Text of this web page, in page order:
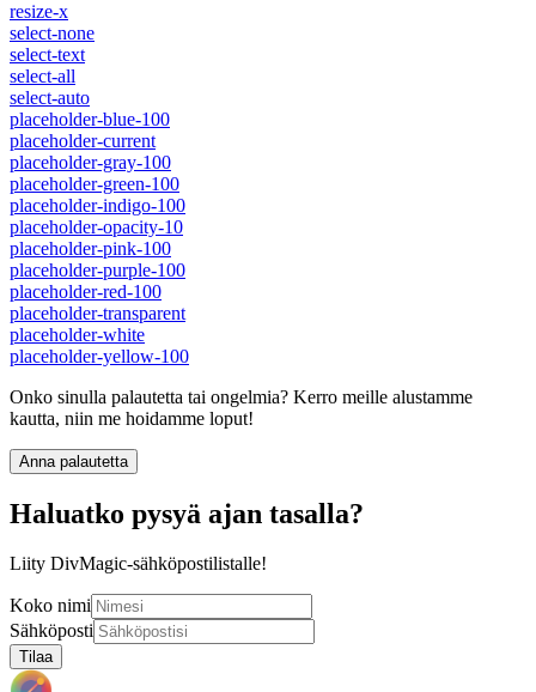
resize-x
select-none
select-text
select-all
select-auto
placeholder-blue-100
placeholder-current
placeholder-gray-100
placeholder-green-100
placeholder-indigo-100
placeholder-opacity-10
placeholder-pink-100
placeholder-purple-100
placeholder-red-100
placeholder-transparent
placeholder-white
placeholder-yellow-100
Onko sinulla palautetta tai ongelmia? Kerro meille alustamme
kautta, niin me hoidamme loput!
Anna palautetta
Haluatko pysyä ajan tasalla?
Liity DivMagic-sähköpostilistalle!
Koko nimi
Sähköposti
Tilaa